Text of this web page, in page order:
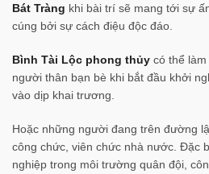
Bát Tràng khi bài trí sẽ mang tới sự
cúng bởi sự cách điệu độc đáo.
Bình Tài Lộc phong thủy có thể
người thân bạn bè khi bắt đầu khởi
vào dịp khai trương.
Hoặc những người đang trên đường
công chức, viên chức nhà nước. Đặc
nghiệp trong môi trường quân đội,